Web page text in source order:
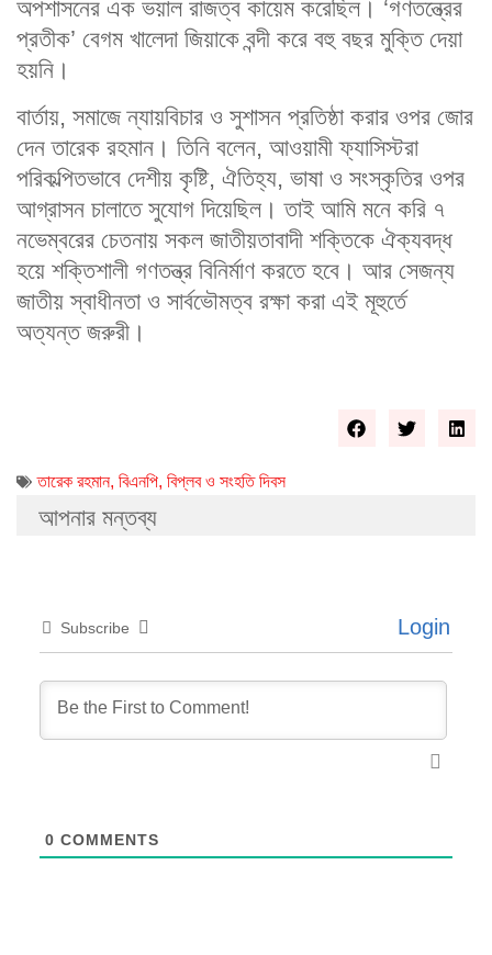
অপশাসনের এক ভয়াল রাজত্ব কায়েম করেছিল। ‘গণতন্ত্রের
প্রতীক’ বেগম খালেদা জিয়াকে বন্দী করে বহু বছর মুক্তি দেয়া
হয়নি।
বার্তায়, সমাজে ন্যায়বিচার ও সুশাসন প্রতিষ্ঠা করার ওপর জোর
দেন তারেক রহমান। তিনি বলেন, আওয়ামী ফ্যাসিস্টরা
পরিকল্পিতভাবে দেশীয় কৃষ্টি, ঐতিহ্য, ভাষা ও সংস্কৃতির ওপর
আগ্রাসন চালাতে সুযোগ দিয়েছিল। তাই আমি মনে করি ৭
নভেম্বরের চেতনায় সকল জাতীয়তাবাদী শক্তিকে ঐক্যবদ্ধ
হয়ে শক্তিশালী গণতন্ত্র বিনির্মাণ করতে হবে। আর সেজন্য
জাতীয় স্বাধীনতা ও সার্বভৌমত্ব রক্ষা করা এই মূহুর্তে
অত্যন্ত জরুরী।
তারেক রহমান, বিএনপি, বিপ্লব ও সংহতি দিবস
আপনার মন্তব্য
Subscribe Login
0 COMMENTS